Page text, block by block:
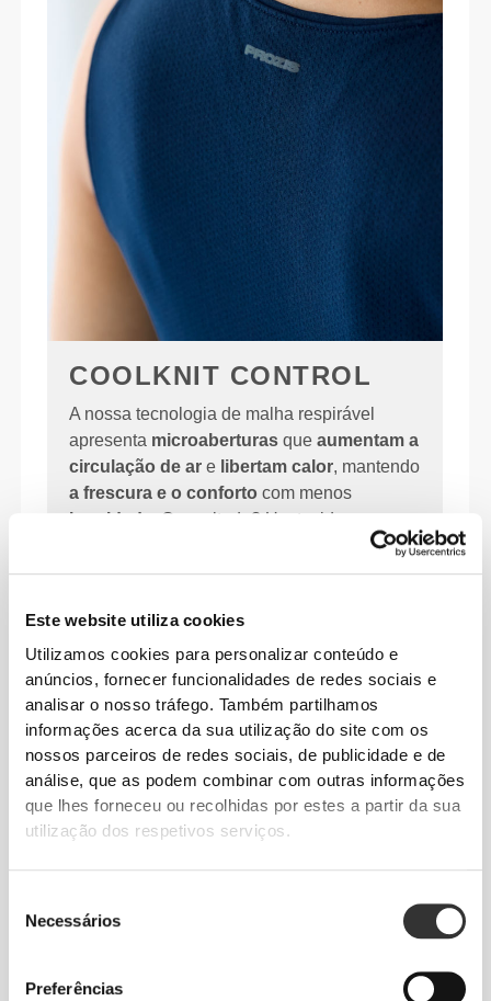
Este website utiliza cookies
Utilizamos cookies para personalizar conteúdo e
anúncios, fornecer funcionalidades de redes sociais e
analisar o nosso tráfego. Também partilhamos
informações acerca da sua utilização do site com os
nossos parceiros de redes sociais, de publicidade e de
análise, que as podem combinar com outras informações
que lhes forneceu ou recolhidas por estes a partir da sua
utilização dos respetivos serviços.
Necessários
Preferências
COOLKNIT CONTROL
A nossa tecnologia de malha respirável
apresenta microaberturas queaumentam a
circulação de ar e libertam calor, mantendo
a frescura e o conforto com menos
humidade. O resultado? Um tecido que
desempenho
durante todo o dia.
CARACTERÍSTICAS
PRINCIPAIS
SECAGEM RÁPIDA
A tecnologia avançada de absorção de
humidade afasta rapidamente o suor,
permitindo que evapore rapidamente,
garantindo que a tua pele se mantém
seca para máximo conforto.
CONTROLO DE ODORES